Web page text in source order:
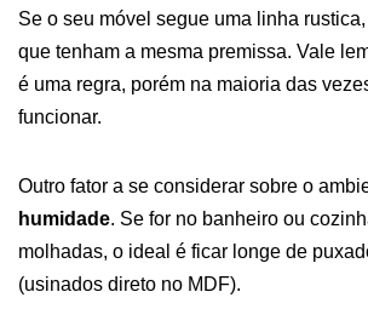
Se o seu móvel segue uma linha
que tenham a mesma premissa. Vale
é uma regra, porém na maioria das
funcionar.
Outro fator a se considerar sobre o
humidade. Se for no banheiro ou
molhadas, o ideal é ficar longe de
(usinados direto no MDF).